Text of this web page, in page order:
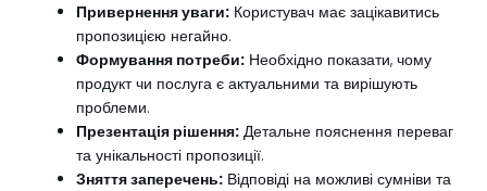
Привернення уваги: Користувач має зацікавитись
пропозицією негайно.
Формування потреби: Необхідно показати, чому
продукт чи послуга є актуальними та вирішують
проблеми.
Презентація рішення: Детальне пояснення переваг
та унікальності пропозиції.
Зняття заперечень: Відповіді на можливі сумніви та